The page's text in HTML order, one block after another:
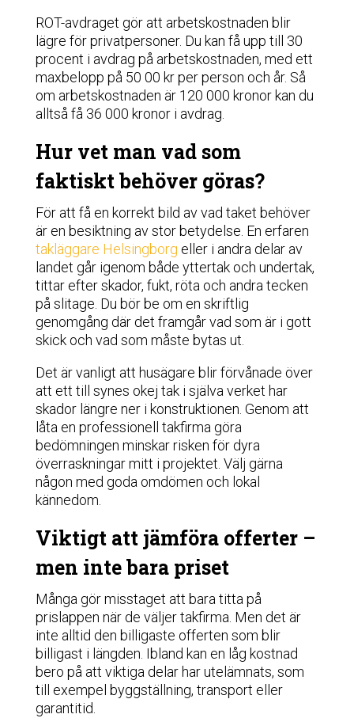
ROT-avdraget gör att arbetskostnaden blir
lägre för privatpersoner. Du kan få upp till 30
procent i avdrag på arbetskostnaden, med ett
maxbelopp på 50 00 kr per person och år. Så
om arbetskostnaden är 120 000 kronor kan du
alltså få 36 000 kronor i avdrag.
Hur vet man vad som
faktiskt behöver göras?
För att få en korrekt bild av vad taket behöver
är en besiktning av stor betydelse. En erfaren
takläggare Helsingborg eller i andra delar av
landet går igenom både yttertak och undertak,
tittar efter skador, fukt, röta och andra tecken
på slitage. Du bör be om en skriftlig
genomgång där det framgår vad som är i gott
skick och vad som måste bytas ut.
Det är vanligt att husägare blir förvånade över
att ett till synes okej tak i själva verket har
skador längre ner i konstruktionen. Genom att
låta en professionell takfirma göra
bedömningen minskar risken för dyra
överraskningar mitt i projektet. Välj gärna
någon med goda omdömen och lokal
kännedom.
Viktigt att jämföra offerter –
men inte bara priset
Många gör misstaget att bara titta på
prislappen när de väljer takfirma. Men det är
inte alltid den billigaste offerten som blir
billigast i längden. Ibland kan en låg kostnad
bero på att viktiga delar har utelämnats, som
till exempel byggställning, transport eller
garantitid.